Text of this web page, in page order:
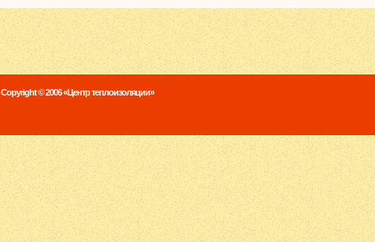
Copyright © 2006 «Центр теплоизоляции»